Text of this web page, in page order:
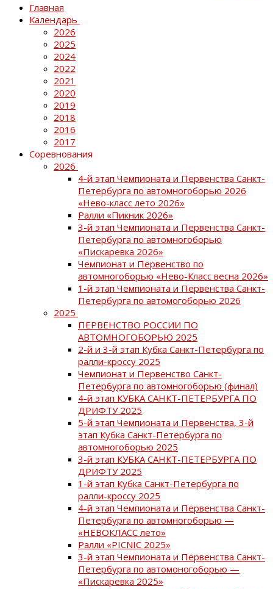
Главная
Календарь
2026
2025
2024
2022
2021
2020
2019
2018
2016
2017
Соревнования
2026
4-й этап Чемпионата и Первенства Санкт-
Петербурга по автомногоборью 2026
«Нево-класс лето 2026»
Ралли «Пикник 2026»
3-й этап Чемпионата и Первенства Санкт-
Петербурга по автомногоборью
«Пискаревка 2026»
Чемпионат и Первенство по
автомногоборью «Нево-Класс весна 2026»
1-й этап Чемпионата и Первенства Санкт-
Петербурга по автомогоборью 2026
2025
ПЕРВЕНСТВО РОССИИ ПО
АВТОМНОГОБОРЬЮ 2025
2-й и 3-й этап Кубка Санкт-Петербурга по
ралли-кроссу 2025
Чемпионат и Первенство Санкт-
Петербурга по автомногоборью (финал)
4-й этап КУБКА САНКТ-ПЕТЕРБУРГА ПО
ДРИФТУ 2025
5-й этап Чемпионата и Первенства, 3-й
этап Кубка Санкт-Петербурга по
автомногоборью 2025
3-й этап КУБКА САНКТ-ПЕТЕРБУРГА ПО
ДРИФТУ 2025
1-й этап Кубка Санкт-Петербурга по
ралли-кроссу 2025
4-й этап Чемпионата и Первенства Санкт-
Петербурга по автомногоборью —
«НЕВОКЛАСС лето»
Ралли «PICNIC 2025»
3-й этап Чемпионата и Первенства Санкт-
Петербурга по автомоногоборью —
«Пискаревка 2025»